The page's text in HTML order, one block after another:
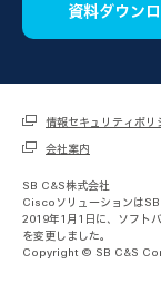
資料ダウン
情報セキュリティポリ
会社案内
SB C&S株式会社
CiscoソリューションはSB
2019年1月1日に、ソフト
を変更しました。
Copyright © SB C&S